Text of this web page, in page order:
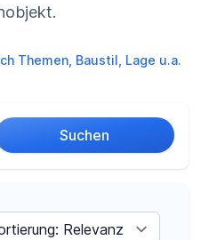
Themen, Baustil, Lage u.a.
Suchen
nach